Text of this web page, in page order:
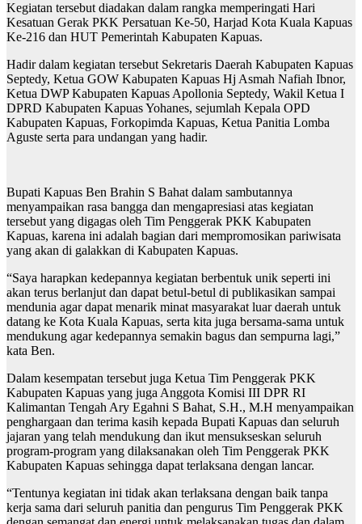
Kegiatan tersebut diadakan dalam rangka memperingati Hari
Kesatuan Gerak PKK Persatuan Ke-50, Harjad Kota Kuala Kapuas
Ke-216 dan HUT Pemerintah Kabupaten Kapuas.
Hadir dalam kegiatan tersebut Sekretaris Daerah Kabupaten Kapuas
Septedy, Ketua GOW Kabupaten Kapuas Hj Asmah Nafiah Ibnor,
Ketua DWP Kabupaten Kapuas Apollonia Septedy, Wakil Ketua I
DPRD Kabupaten Kapuas Yohanes, sejumlah Kepala OPD
Kabupaten Kapuas, Forkopimda Kapuas, Ketua Panitia Lomba
Aguste serta para undangan yang hadir.
Bupati Kapuas Ben Brahin S Bahat dalam sambutannya
menyampaikan rasa bangga dan mengapresiasi atas kegiatan
tersebut yang digagas oleh Tim Penggerak PKK Kabupaten
Kapuas, karena ini adalah bagian dari mempromosikan pariwisata
yang akan di galakkan di Kabupaten Kapuas.
“Saya harapkan kedepannya kegiatan berbentuk unik seperti ini
akan terus berlanjut dan dapat betul-betul di publikasikan sampai
mendunia agar dapat menarik minat masyarakat luar daerah untuk
datang ke Kota Kuala Kapuas, serta kita juga bersama-sama untuk
mendukung agar kedepannya semakin bagus dan sempurna lagi,”
kata Ben.
Dalam kesempatan tersebut juga Ketua Tim Penggerak PKK
Kabupaten Kapuas yang juga Anggota Komisi III DPR RI
Kalimantan Tengah Ary Egahni S Bahat, S.H., M.H menyampaikan
penghargaan dan terima kasih kepada Bupati Kapuas dan seluruh
jajaran yang telah mendukung dan ikut mensukseskan seluruh
program-program yang dilaksanakan oleh Tim Penggerak PKK
Kabupaten Kapuas sehingga dapat terlaksana dengan lancar.
“Tentunya kegiatan ini tidak akan terlaksana dengan baik tanpa
kerja sama dari seluruh panitia dan pengurus Tim Penggerak PKK